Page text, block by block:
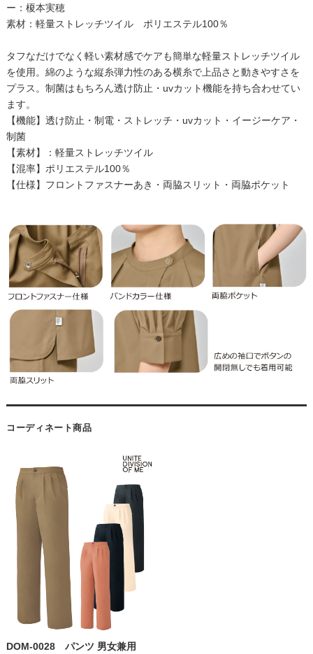
ー：榎本実穂
素材：軽量ストレッチツイル ポリエステル100％
タフなだけでなく軽い素材感でケアも簡単な軽量ストレッチツイル
を使用。綿のような縦糸弾力性のある横糸で上品さと動きやすさを
プラス。制菌はもちろん透け防止・uvカット機能を持ち合わせてい
ます。
【機能】透け防止・制電・ストレッチ・uvカット・イージーケア・
制菌
【素材】：軽量ストレッチツイル
【混率】ポリエステル100％
【仕様】フロントファスナーあき・両脇スリット・両脇ポケット
コーディネート商品
DOM-0028 パンツ 男女兼用